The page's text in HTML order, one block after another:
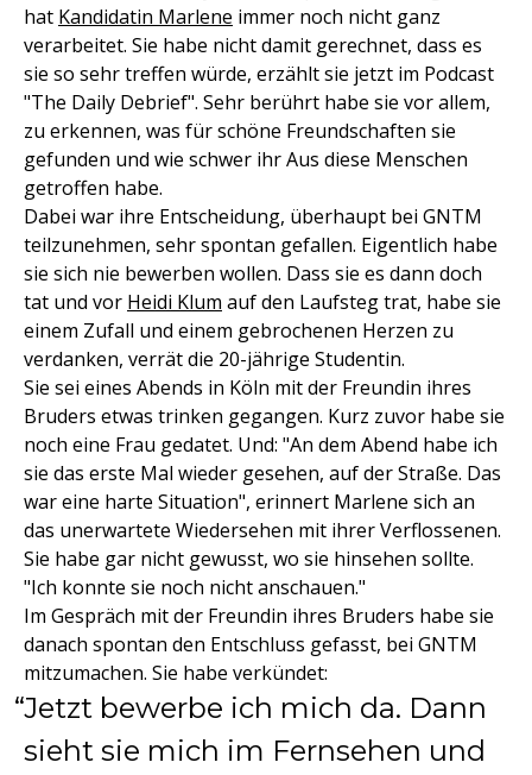
hat Kandidatin Marlene immer noch nicht ganz
verarbeitet. Sie habe nicht damit gerechnet, dass es
sie so sehr treffen würde, erzählt sie jetzt im Podcast
"The Daily Debrief". Sehr berührt habe sie vor allem,
zu erkennen, was für schöne Freundschaften sie
gefunden und wie schwer ihr Aus diese Menschen
getroffen habe.
Dabei war ihre Entscheidung, überhaupt bei GNTM
teilzunehmen, sehr spontan gefallen. Eigentlich habe
sie sich nie bewerben wollen. Dass sie es dann doch
tat und vor Heidi Klum auf den Laufsteg trat, habe sie
einem Zufall und einem gebrochenen Herzen zu
verdanken, verrät die 20-jährige Studentin.
Sie sei eines Abends in Köln mit der Freundin ihres
Bruders etwas trinken gegangen. Kurz zuvor habe sie
noch eine Frau gedatet. Und: "An dem Abend habe ich
sie das erste Mal wieder gesehen, auf der Straße. Das
war eine harte Situation", erinnert Marlene sich an
das unerwartete Wiedersehen mit ihrer Verflossenen.
Sie habe gar nicht gewusst, wo sie hinsehen sollte.
"Ich konnte sie noch nicht anschauen."
Im Gespräch mit der Freundin ihres Bruders habe sie
danach spontan den Entschluss gefasst, bei GNTM
mitzumachen. Sie habe verkündet:
Jetzt bewerbe ich mich da. Dann
sieht sie mich im Fernsehen und